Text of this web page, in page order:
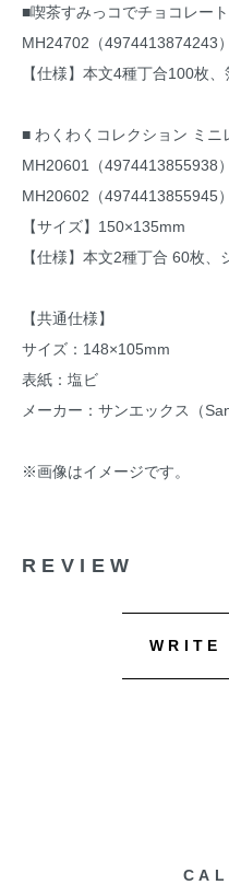
■喫茶すみっコでチョコレー
MH24702（4974413874243）
【仕様】本文4種丁合100枚、
■ わくわくコレクション ミニ
MH20601（4974413855938
MH20602（4974413855945
【サイズ】150×135mm
【仕様】本文2種丁合 60枚、
【共通仕様】
サイズ：148×105mm
表紙：塩ビ
メーカー：サンエックス（
※画像はイメージです。
REVIEW
WRITE